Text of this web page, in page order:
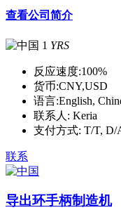
查看公司简介
1 YRS
反应速度:100%
货币:CNY,USD
语言:English,
联系人: Keria
支付方式: T/T, D/
联系
导出环手柄制造机